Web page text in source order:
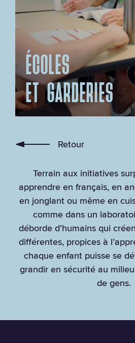
ÉCOLES
ET GARDERIES
Retour
Terrain aux initiatives
apprendre en français, en
en jonglant ou même en
comme dans un
déborde d’humains qui
différentes, propices à
chaque enfant puisse se
grandir en sécurité au
de gens.